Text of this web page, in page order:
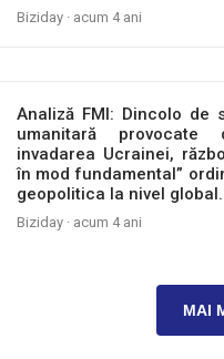
Biziday · acum 4 ani
Analiză FMI: Dincolo de
umanitară
invadarea Ucrainei,
în mod fundamental”
geopolitica la nivel global.
Biziday · acum 4 ani
MAI